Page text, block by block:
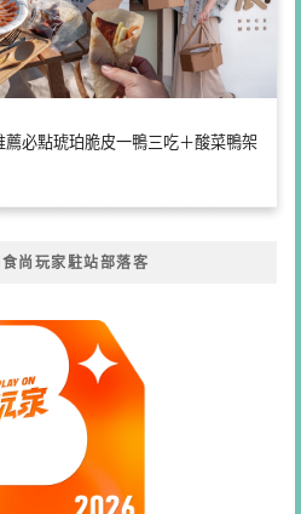
必點琥珀脆皮一鴨三吃＋酸菜鴨架
尚玩家駐站部落客